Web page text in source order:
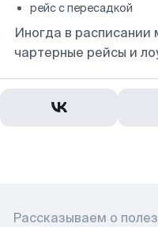
рейс с пересадкой
Иногда в расписании
чартерные рейсы и
Рассказываем о